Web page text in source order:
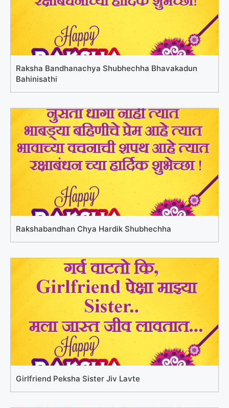
Raksha Bandhanachya Shubhechha Bhavakadun
Bahinisathi
Rakshabandhan Chya Hardik Shubhechha
Girlfriend Peksha Sister Jiv Lavte